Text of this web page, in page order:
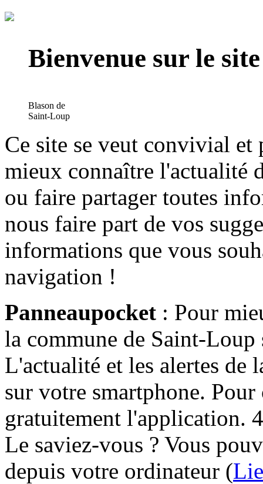
Bienvenue sur le
Blason de
Saint-Loup
Ce site se veut convivial et
mieux connaître l'actualité
ou faire partager toutes
nous faire part de vos
informations que vous
navigation !
Panneaupocket : Pour
la commune de Saint-Loup
L'actualité et les alertes de
sur votre smartphone.
gratuitement l'application.
Le saviez-vous ? Vous
depuis votre ordinateur (